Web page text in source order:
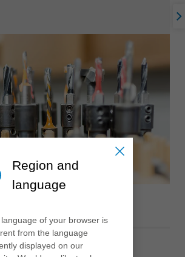
Region and
language
of your browser is
from the language
displayed on our